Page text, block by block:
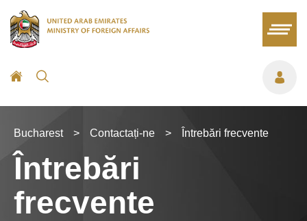
Bucharest > Contactați-ne > Întrebări frecvente
Întrebări
frecvente